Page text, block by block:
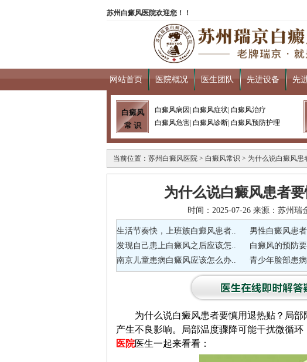
苏州白癜风医院欢迎您！！
网站首页 医院概况 医生团队 先进设备 先
白癜风
常 识
白癜风病因 白癜风症状 白癜风治疗
白癜风危害 白癜风诊断 白癜风预防护理
当前位置： 苏州白癜风医院 > 白癜风常识 > 为什么说白癜风患
为什么说白癜风患者
时间：2025-07-26 来源：苏州
生活节奏快，上班族白癜风患者.. 男性白癜风患
发现自己患上白癜风之后应该怎..
白癜风的预防
南京儿童患病白癜风应该怎么办..
青少年脸部患
为什么说白癜风患者要慎用退热贴？局部
产生不良影响。局部温度骤降可能干扰微循
医院医生一起来看看：